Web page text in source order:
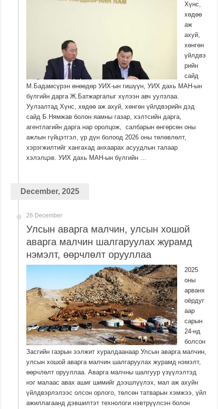
Хүнс,
хөдөө
аж
ахуй,
хөнгөн
үйлдвэ
рийн
сайд
М.Бадамсүрэн өнөөдөр УИХ-ын гишүүн, УИХ дахь МАН-ын
бүлгийн дарга Ж.Батжаргалыг хүлээн авч уулзлаа.
Уулзалтад Хүнс, хөдөө аж ахуй, хөнгөн үйлдвэрийн дэд
сайд Б.Нямжав болон яамны газар, хэлтсийн дарга,
агентлагийн дарга нар оролцож, салбарын өнгөрсөн оны
ажлын гүйцэтгэл, үр дүн болоод 2026 оны төлөвлөлт,
хэрэгжилтийг хангахад анхаарах асуудлын талаар
хэлэлцэв. УИХ дахь МАН-ын бүлгийн …
December, 2025
26 December
Улсын аварга малчин, улсын хошой
аварга малчин шалгаруулах журамд
нэмэлт, өөрчлөлт орууллаа
2025
оны
арванх
оёрдуг
аар
сарын
24-нд
болсон
Засгийн газрын ээлжит хуралдаанаар Улсын аварга малчин,
улсын хошой аварга малчин шалгаруулах журамд нэмэлт,
өөрчлөлт орууллаа. Аварга малчны шалгуур үзүүлэлтэд
нэг малаас авах ашиг шимийг дээшлүүлэх, мал аж ахуйн
үйлдвэрлэлээс олсон орлого, төлсөн татварын хэмжээ, үйл
ажиллагаанд дэвшилтэт технологи нэвтрүүлсэн болон